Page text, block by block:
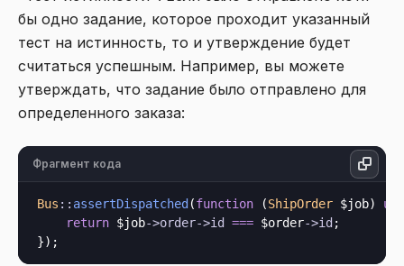
бы одно задание, которое проходит указанный
тест на истинность, то и утверждение будет
считаться успешным. Например, вы можете
утверждать, что задание было отправлено для
определенного заказа:
Фрагмент кода
Bus :: assertDispatched (function (ShipOrder $job) use
return $job->order->id === $order->id ;